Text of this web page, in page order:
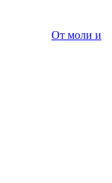
От моли и